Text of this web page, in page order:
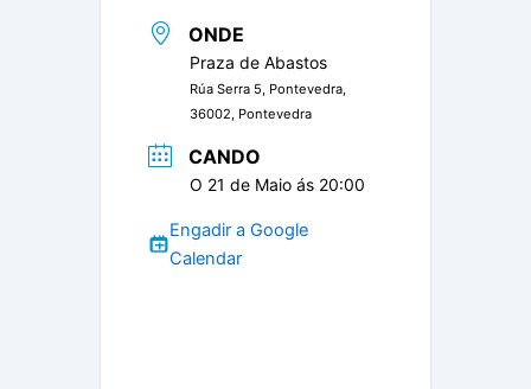
ONDE
Praza de Abastos
Rúa Serra 5, Pontevedra,
36002, Pontevedra
CANDO
O 21 de Maio ás 20:00
Engadir a Google
Calendar